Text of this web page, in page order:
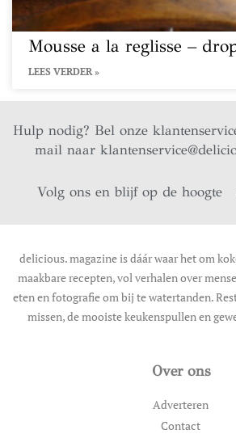
Mousse a la reglisse –
LEES VERDER »
Hulp nodig? Bel onze
mail naar
Volg ons en blijf op de hoogte
delicious. magazine is dáár waar het om
maakbare recepten, vol verhalen over
eten en fotografie om bij te watertanden.
missen, de mooiste keukenspullen en
Over ons
Adverteren
Contact